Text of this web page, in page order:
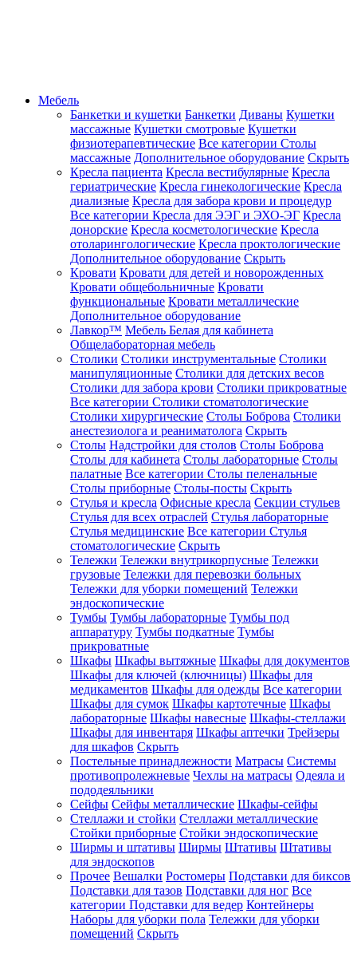
Мебель
Банкетки и кушетки Банкетки Диваны Кушетки
массажные Кушетки смотровые Кушетки
физиотерапевтические Все категории Столы
массажные Дополнительное оборудование Скрыть
Кресла пациента Кресла вестибулярные Кресла
гериатрические Кресла гинекологические Кресла
диализные Кресла для забора крови и процедур
Все категории Кресла для ЭЭГ и ЭХО-ЭГ Кресла
донорские Кресла косметологические Кресла
отоларингологические Кресла проктологические
Дополнительное оборудование Скрыть
Кровати Кровати для детей и новорожденных
Кровати общебольничные Кровати
функциональные Кровати металлические
Дополнительное оборудование
Лавкор™ Мебель Белая для кабинета
Общелабораторная мебель
Столики Столики инструментальные Столики
манипуляционные Столики для детских весов
Столики для забора крови Столики прикроватные
Все категории Столики стоматологические
Столики хирургические Столы Боброва Столики
анестезиолога и реаниматолога Скрыть
Столы Надстройки для столов Столы Боброва
Столы для кабинета Столы лабораторные Столы
палатные Все категории Столы пеленальные
Столы приборные Столы-посты Скрыть
Стулья и кресла Офисные кресла Секции стульев
Стулья для всех отраслей Стулья лабораторные
Стулья медицинские Все категории Стулья
стоматологические Скрыть
Тележки Тележки внутрикорпусные Тележки
грузовые Тележки для перевозки больных
Тележки для уборки помещений Тележки
эндоскопические
Тумбы Тумбы лабораторные Тумбы под
аппаратуру Тумбы подкатные Тумбы
прикроватные
Шкафы Шкафы вытяжные Шкафы для документов
Шкафы для ключей (ключницы) Шкафы для
медикаментов Шкафы для одежды Все категории
Шкафы для сумок Шкафы картотечные Шкафы
лабораторные Шкафы навесные Шкафы-стеллажи
Шкафы для инвентаря Шкафы аптечки Трейзеры
для шкафов Скрыть
Постельные принадлежности Матрасы Системы
противопролежневые Чехлы на матрасы Одеяла и
пододеяльники
Сейфы Сейфы металлические Шкафы-сейфы
Стеллажи и стойки Стеллажи металлические
Стойки приборные Стойки эндоскопические
Ширмы и штативы Ширмы Штативы Штативы
для эндоскопов
Прочее Вешалки Ростомеры Подставки для биксов
Подставки для тазов Подставки для ног Все
категории Подставки для ведер Контейнеры
Наборы для уборки пола Тележки для уборки
помещений Скрыть